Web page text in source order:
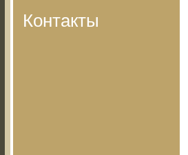
Контакты